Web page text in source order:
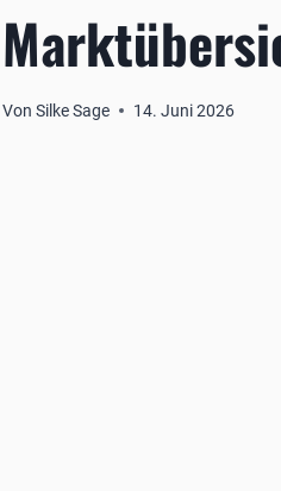
Von Silke Sage 14. Juni 2026